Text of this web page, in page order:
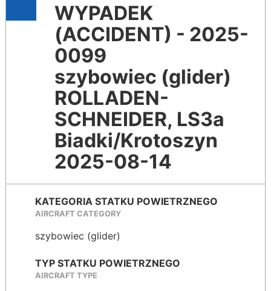
WYPADEK
(ACCIDENT) - 2025-
0099
szybowiec (glider)
ROLLADEN-
SCHNEIDER, LS3a
Biadki/Krotoszyn
2025-08-14
KATEGORIA STATKU POWIETRZNEGO
AIRCRAFT CATEGORY
szybowiec (glider)
TYP STATKU POWIETRZNEGO
AIRCRAFT TYPE